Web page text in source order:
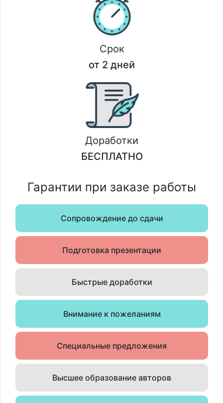
Срок
от 2 дней
Доработки
БЕСПЛАТНО
Гарантии при заказе работы
Сопровождение до сдачи
Подготовка презентации
Быстрые доработки
Внимание к пожеланиям
Специальные предложения
Высшее образование авторов